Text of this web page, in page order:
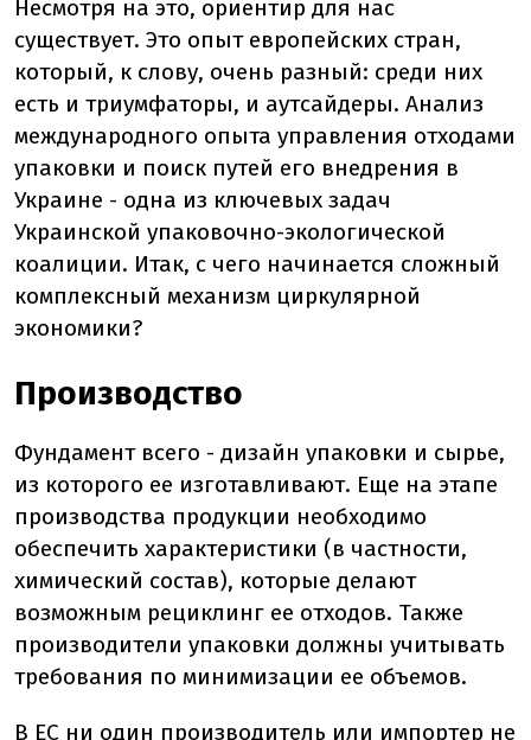
Несмотря на это, ориентир для нас
существует. Это опыт европейских стран,
который, к слову, очень разный: среди них
есть и триумфаторы, и аутсайдеры. Анализ
международного опыта управления отходами
упаковки и поиск путей его внедрения в
Украине - одна из ключевых задач
Украинской упаковочно-экологической
коалиции. Итак, с чего начинается сложный
комплексный механизм циркулярной
экономики?
Производство
Фундамент всего - дизайн упаковки и сырье,
из которого ее изготавливают. Еще на этапе
производства продукции необходимо
обеспечить характеристики (в частности,
химический состав), которые делают
возможным рециклинг ее отходов. Также
производители упаковки должны учитывать
требования по минимизации ее объемов.
В ЕС ни один производитель или импортер не